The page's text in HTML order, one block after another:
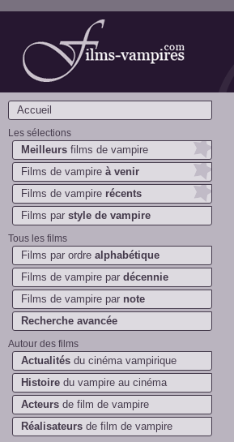
Films-vampires.com
Accueil
Les sélections
Meilleurs films de vampire
Films de vampire à venir
Films de vampire récents
Films par style de vampire
Tous les films
Films par ordre alphabétique
Films de vampire par décennie
Films de vampire par note
Recherche avancée
Autour des films
Actualités du cinéma vampirique
Histoire du vampire au cinéma
Acteurs de film de vampire
Réalisateurs de film de vampire
* *
*